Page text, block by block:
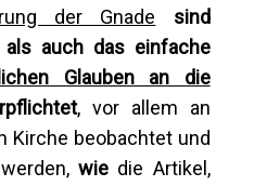
der Gnade sind
auch das einfache
Glauben an die
, vor allem an
Kirche beobachtet und
wie die Artikel,